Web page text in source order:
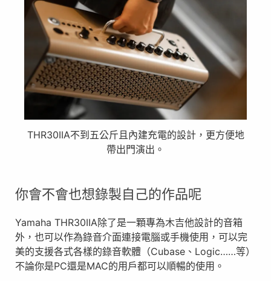
THR30IIA不到五公斤且內建充電的設計，更方便地
帶出門演出。
你會不會也想錄製自己的作品呢
Yamaha THR30IIA除了是⼀顆專為木吉他設計的音箱
外，也可以作為錄音介面連接電腦或手機使用，可以完
美的支援各式各樣的錄音軟體（Cubase、Logic……等）
不論你是PC還是MAC的用戶都可以順暢的使用。